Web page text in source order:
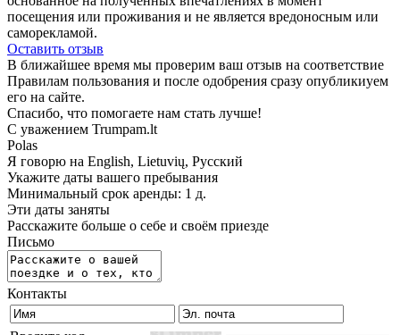
посещения или проживания и не является вредоносным или
саморекламой.
Оставить отзыв
В ближайшее время мы проверим ваш отзыв на соответствие
Правилам пользования и после одобрения сразу опубликиуем
его на сайте.
Спасибо, что помогаете нам стать лучше!
С уважением Trumpam.lt
Polas
Я говорю на English, Lietuvių, Русский
Укажите даты вашего пребывания
Минимальный срок аренды: 1 д.
Эти даты заняты
Расскажите больше о себе и своём приезде
Письмо
Контакты